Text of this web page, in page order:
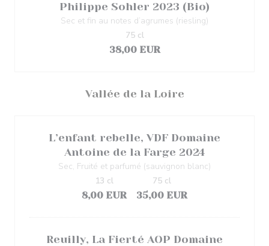
Philippe Sohler 2023 (Bio)
Sec et fin au notes d’agrumes (riesling)
38,00 EUR
75 cl
Vallée de la Loire
L’enfant rebelle, VDF Domaine
Antoine de la Farge 2024
Sec, Fruité et parfumé (sauvignon blanc)
8,00 EUR
13 cl
35,00 EUR
75 cl
Reuilly, La Fierté AOP Domaine